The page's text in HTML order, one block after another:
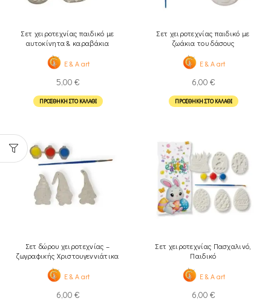
Σετ χειροτεχνίας παιδικό με
αυτοκίνητα & καραβάκια
E & A art
5,00 €
ΠΡΟΣΘΉΚΗ ΣΤΟ ΚΑΛΆΘΙ
Σετ χειροτεχνίας παιδικό με
ζωάκια του δάσους
E & A art
6,00 €
ΠΡΟΣΘΉΚΗ ΣΤΟ ΚΑΛΆΘΙ
Σετ δώρου χειροτεχνίας –
ζωγραφικής Χριστουγεννιάτικα
E & A art
6,00 €
Σετ χειροτεχνίας Πασχαλινό,
Παιδικό
E & A art
6,00 €